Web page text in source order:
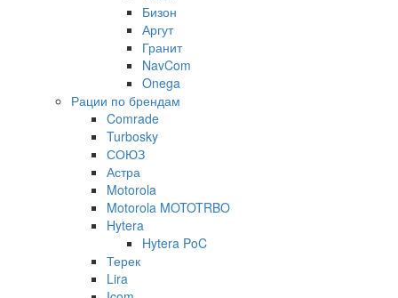
Бизон
Аргут
Гранит
NavCom
Onega
Рации по брендам
Comrade
Turbosky
СОЮЗ
Астра
Motorola
Motorola MOTOTRBO
Hytera
Hytera PoC
Терек
Lira